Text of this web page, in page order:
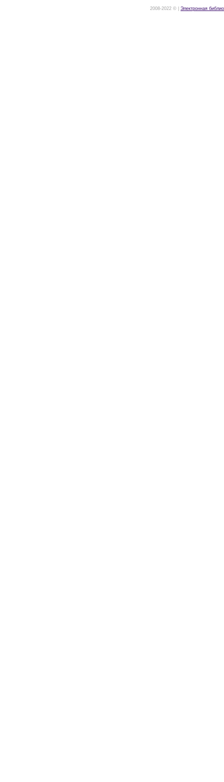
2008-2022 © | Электронная